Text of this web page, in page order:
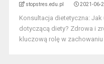
stopstres.edu.pl 2021-06-
Konsultacja dietetyczna:
dotyczącą diety? Zdrowa i
kluczową rolę w zachowaniu